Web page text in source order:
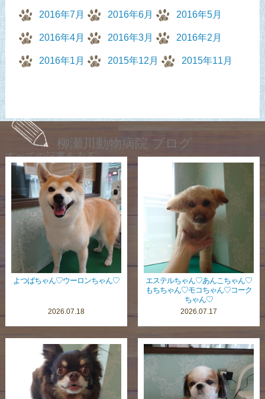
2016年7月 2016年6月 2016年5月
2016年4月 2016年3月 2016年2月
2016年1月 2015年12月 2015年11月
柳瀬川動物病院 ブログ
すべての記事をみる
よつばちゃん♡ウーロンちゃん♡
2026.07.18
エステルちゃん♡あんこちゃん♡
もちちゃん♡モコちゃん♡コーク
ちゃん♡
2026.07.17